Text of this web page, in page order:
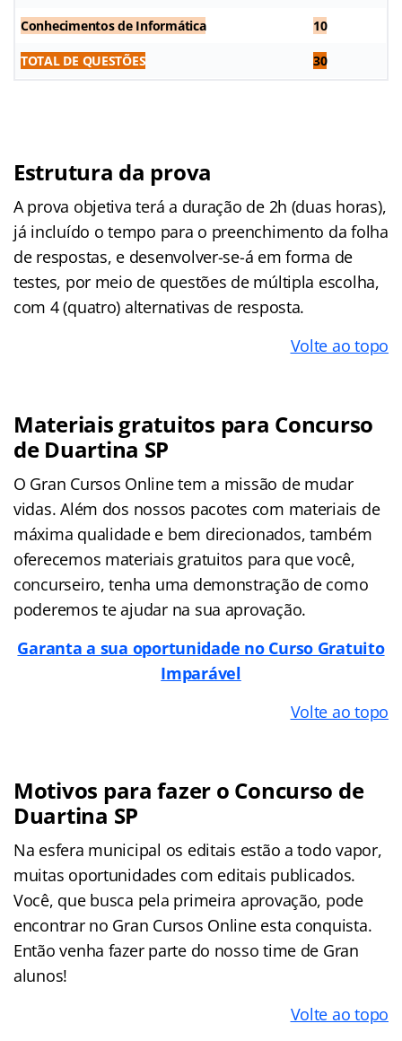
Conhecimentos de Informática 10
TOTAL DE QUESTÕES 30
Estrutura da prova
A prova objetiva terá a duração de 2h (duas horas),
já incluído o tempo para o preenchimento da folha
de respostas, e desenvolver-se-á em forma de
testes, por meio de questões de múltipla escolha,
com 4 (quatro) alternativas de resposta.
Volte ao topo
Materiais gratuitos para Concurso
de Duartina SP
O Gran Cursos Online tem a missão de mudar
vidas. Além dos nossos pacotes com materiais de
máxima qualidade e bem direcionados, também
oferecemos materiais gratuitos para que você,
concurseiro, tenha uma demonstração de como
poderemos te ajudar na sua aprovação.
Garanta a sua oportunidade no Curso Gratuito
Imparável
Volte ao topo
Motivos para fazer o Concurso de
Duartina SP
Na esfera municipal os editais estão a todo vapor,
muitas oportunidades com editais publicados.
Você, que busca pela primeira aprovação, pode
encontrar no Gran Cursos Online esta conquista.
Então venha fazer parte do nosso time de Gran
alunos!
Volte ao topo